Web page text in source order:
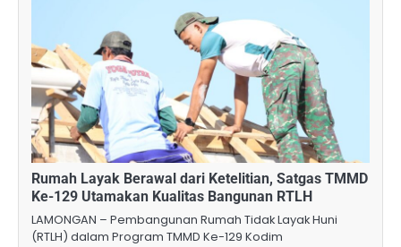
Rumah Layak Berawal dari Ketelitian, Satgas TMMD
Ke-129 Utamakan Kualitas Bangunan RTLH
LAMONGAN – Pembangunan Rumah Tidak Layak Huni
(RTLH) dalam Program TMMD Ke-129 Kodim